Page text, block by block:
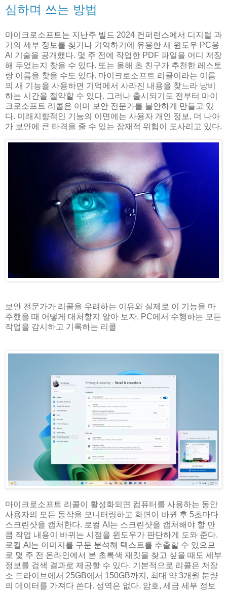
심하며 쓰는 방법
마이크로소프트는 지난주 빌드 2024 컨퍼런스에서 디지털 과
거의 세부 정보를 찾거나 기억하기에 유용한 새 윈도우 PC용
AI 기술을 공개했다. 몇 주 전에 작업한 PDF 파일을 어디 저장
해 두었는지 찾을 수 있다. 또는 올해 초 친구가 추천한 레스토
랑 이름을 찾을 수도 있다. 마이크로소프트 리콜이라는 이름
의 새 기능을 사용하면 기억에서 사라진 내용을 찾느라 낭비
하는 시간을 절약할 수 있다. 그러나 출시되기도 전부터 마이
크로소프트 리콜은 이미 보안 전문가를 불안하게 만들고 있
다. 미래지향적인 기능의 이면에는 사용자 개인 정보, 더 나아
가 보안에 큰 타격을 줄 수 있는 잠재적 위험이 도사리고 있다.
보안 전문가가 리콜을 우려하는 이유와 실제로 이 기능을 마
주했을 때 어떻게 대처할지 알아 보자. PC에서 수행하는 모든
작업을 감시하고 기록하는 리콜
마이크로소프트 리콜이 활성화되면 컴퓨터를 사용하는 동안
사용자의 모든 동작을 모니터링하고 화면이 바뀐 후 5초마다
스크린샷을 캡처한다. 로컬 AI는 스크린샷을 캡처해야 할 만
큼 작업 내용이 바뀌는 시점을 윈도우가 판단하게 도와 준다.
로컬 AI는 이미지를 구문 분석해 텍스트를 추출할 수 있으므
로 몇 주 전 온라인에서 본 초록색 재킷을 찾고 싶을 때도 세부
정보를 검색 결과로 제공할 수 있다. 기본적으로 리콜은 저장
소 드라이브에서 25GB에서 150GB까지, 최대 약 3개월 분량
의 데이터를 가져다 쓴다. 성역은 없다. 암호, 세금 세부 정보